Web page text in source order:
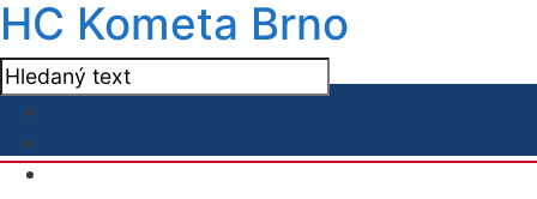
HC Kometa Brno